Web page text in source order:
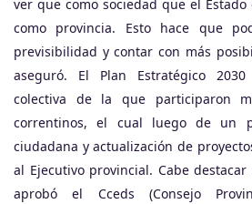
ver que como sociedad que el
como provincia. Esto hace que
previsibilidad y contar con más
aseguró. El Plan Estratégico
colectiva de la que participaron
correntinos, el cual luego de un
ciudadana y actualización de
al Ejecutivo provincial. Cabe
aprobó el Cceds (Consejo